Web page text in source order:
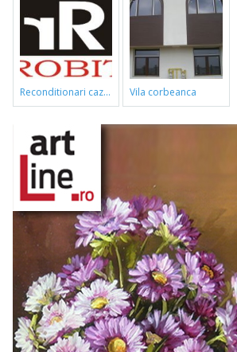
reconditionari cazi de baie vila corbeanca